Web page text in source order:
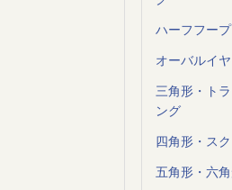
ハーフフー
オーバルイ
三角形・ト
ング
四角形・ス
五角形・六